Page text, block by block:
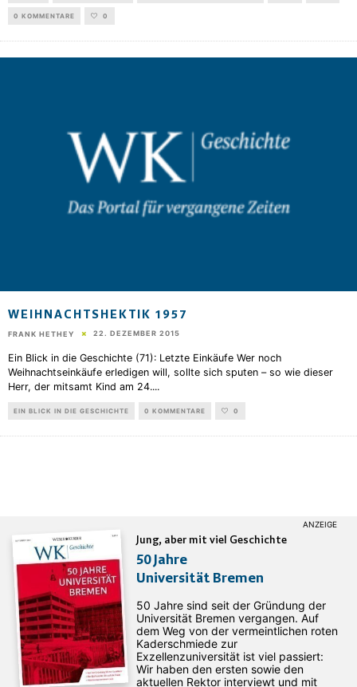
0 KOMMENTARE 0
WEIHNACHTSHEKTIK 1957
FRANK HETHEY 22. DEZEMBER 2015
Ein Blick in die Geschichte (71): Letzte Einkäufe Wer noch
Weihnachtseinkäufe erledigen will, sollte sich sputen – so wie dieser
Herr, der mitsamt Kind am 24....
EIN BLICK IN DIE GESCHICHTE 0 KOMMENTARE 0
Jung, aber mit viel Geschichte
50 Jahre
Universität Bremen
50 Jahre sind seit der Gründung der
Universität Bremen vergangen. Auf
dem Weg von der vermeintlichen roten
Kaderschmiede zur
Exzellenzuniversität ist viel passiert:
Wir haben den ersten sowie den
aktuellen Rektor interviewt und mit